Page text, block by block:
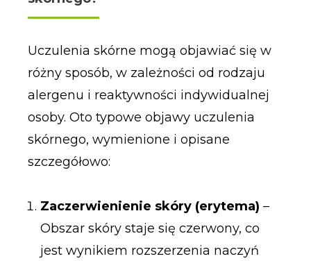
Uczulenia skórne mogą objawiać się w
różny sposób, w zależności od rodzaju
alergenu i reaktywności indywidualnej
osoby. Oto typowe objawy uczulenia
skórnego, wymienione i opisane
szczegółowo:
Zaczerwienienie skóry (erytema) –
Obszar skóry staje się czerwony, co
jest wynikiem rozszerzenia naczyń